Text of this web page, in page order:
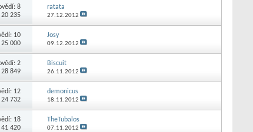
8
235
ratata
27.12.2012
10
000
Josy
09.12.2012
2
849
Biscuit
26.11.2012
12
732
demonicus
18.11.2012
18
420
TheTubalos
07.11.2012